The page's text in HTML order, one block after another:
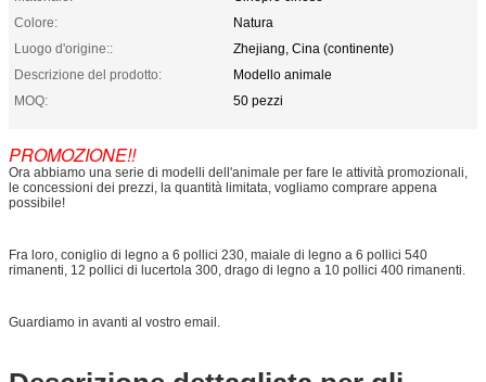
Colore:
Natura
Luogo d'origine::
Zhejiang, Cina (continente)
Descrizione del prodotto:
Modello animale
MOQ:
50 pezzi
PROMOZIONE!!
Ora abbiamo una serie di modelli dell'animale per fare le attività promozionali,
le concessioni dei prezzi, la quantità limitata, vogliamo comprare appena
possibile!
Fra loro, coniglio di legno a 6 pollici 230, maiale di legno a 6 pollici 540
rimanenti, 12 pollici di lucertola 300, drago di legno a 10 pollici 400 rimanenti.
Guardiamo in avanti al vostro email.